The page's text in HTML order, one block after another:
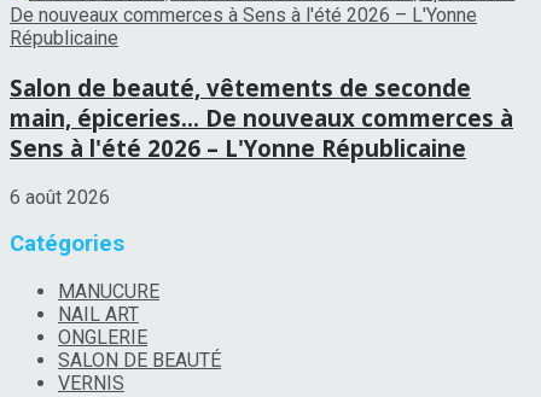
Salon de beauté, vêtements de seconde
main, épiceries… De nouveaux commerces à
Sens à l'été 2026 – L'Yonne Républicaine
6 août 2026
Catégories
MANUCURE
NAIL ART
ONGLERIE
SALON DE BEAUTÉ
VERNIS